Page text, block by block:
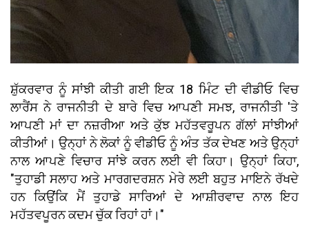
ਸ਼ੁੱਕਰਵਾਰ ਨੂੰ ਸਾਂਝੀ ਕੀਤੀ ਗਈ ਇਕ 18 ਮਿੰਟ ਦੀ ਵੀਡੀਓ ਵਿਚ
ਲਾਰੈਂਸ ਨੇ ਰਾਜਨੀਤੀ ਦੇ ਬਾਰੇ ਵਿਚ ਆਪਣੀ ਸਮਝ, ਰਾਜਨੀਤੀ 'ਤੇ
ਆਪਣੀ ਮਾਂ ਦਾ ਨਜ਼ਰੀਆ ਅਤੇ ਕੁੱਝ ਮਹੱਤਵਰੂਪਨ ਗੱਲਾਂ ਸਾਂਝੀਆਂ
ਕੀਤੀਆਂ। ਉਨ੍ਹਾਂ ਨੇ ਲੋਕਾਂ ਨੂੰ ਵੀਡੀਓ ਨੂੰ ਅੰਤ ਤੱਕ ਦੇਖਣ ਅਤੇ ਉਨ੍ਹਾਂ
ਨਾਲ ਆਪਣੇ ਵਿਚਾਰ ਸਾਂਝੇ ਕਰਨ ਲਈ ਵੀ ਕਿਹਾ। ਉਨ੍ਹਾਂ ਕਿਹਾ,
"ਤੁਹਾਡੀ ਸਲਾਹ ਅਤੇ ਮਾਰਗਦਰਸ਼ਨ ਮੇਰੇ ਲਈ ਬਹੁਤ ਮਾਇਨੇ ਰੱਖਦੇ
ਹਨ ਕਿਉਂਕਿ ਮੈਂ ਤੁਹਾਡੇ ਸਾਰਿਆਂ ਦੇ ਆਸ਼ੀਰਵਾਦ ਨਾਲ ਇਹ
ਮਹੱਤਵਪੂਰਨ ਕਦਮ ਚੁੱਕ ਰਿਹਾਂ ਹਾਂ।"